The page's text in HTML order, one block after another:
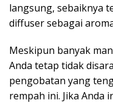
langsung, sebaiknya
diffuser sebagai
Meskipun banyak
Anda tetap tidak
pengobatan yang
rempah ini. Jika Anda